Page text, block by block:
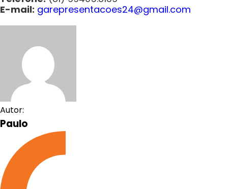
E-mail: garepresentacoes24@gmail.com
Autor:
Paulo